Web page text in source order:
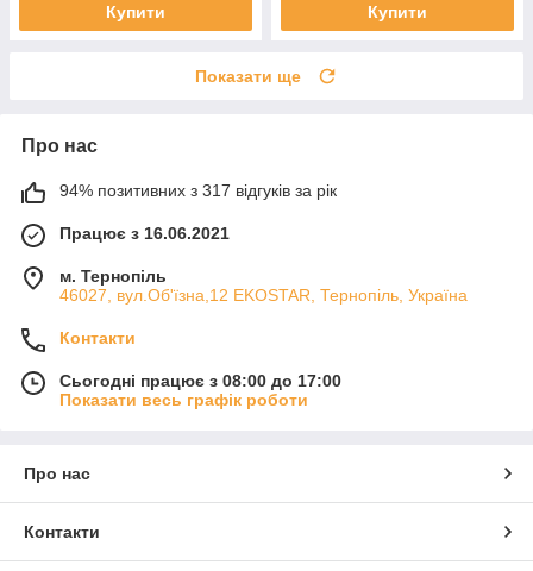
Купити Купити
Показати ще
Про нас
94% позитивних з 317 відгуків за рік
Працює з 16.06.2021
м. Тернопіль
46027, вул.Об'їзна,12 EKOSTAR, Тернопіль, Україна
Контакти
Сьогодні працює з 08:00 до 17:00
Показати весь графік роботи
Про нас
Контакти